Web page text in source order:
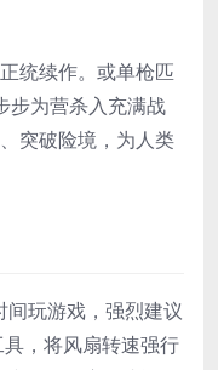
统续作。或单枪匹
步为营杀入充满战
突破险境，为人类
玩游戏，强烈建议
，将风扇转速强行